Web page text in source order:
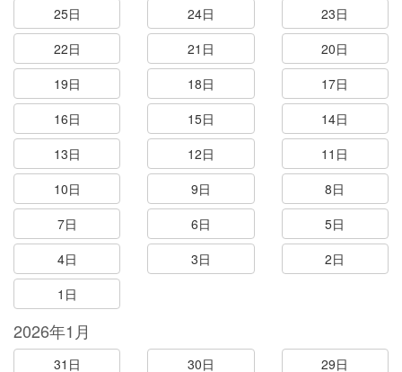
25日
24日
23日
22日
21日
20日
19日
18日
17日
16日
15日
14日
13日
12日
11日
10日
9日
8日
7日
6日
5日
4日
3日
2日
1日
2026年1月
31日 30日 29日